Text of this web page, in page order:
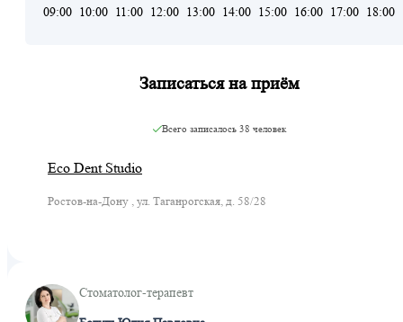
09:00 10:00 11:00 12:00 13:00 14:00 15:00 16:00 17:00 18:00
Записаться на приём
Всего записалось 38 человек
Eco Dent Studio
Ростов-на-Дону , ул. Таганрогская, д. 58/28
Стоматолог-терапевт